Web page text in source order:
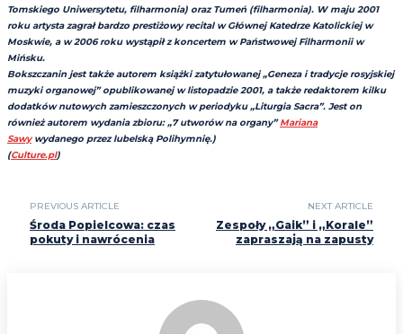
Tomskiego Uniwersytetu, filharmonia) oraz Tumeń (filharmonia). W maju 2001
roku artysta zagrał bardzo prestiżowy recital w Głównej Katedrze Katolickiej w
Moskwie, a w 2006 roku wystąpił z koncertem w Państwowej Filharmonii w
Mińsku.
Bokszczanin jest także autorem książki zatytułowanej „Geneza i tradycje rosyjskiej
muzyki organowej” opublikowanej w listopadzie 2001, a także redaktorem kilku
dodatków nutowych zamieszczonych w periodyku „Liturgia Sacra”. Jest on
również autorem wydania zbioru: „7 utworów na organy”Mariana
Sawy wydanego przez lubelską Polihymnię.)
(Culture.pl)
PREVIOUS ARTICLE
Środa Popielcowa: czas
pokuty i nawrócenia
NEXT ARTICLE
Zespoły „Gaik” i „Korale”
zapraszają na zapusty